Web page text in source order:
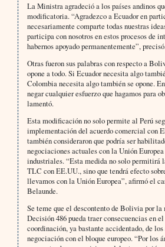
La Ministra agradeció a los países andinos
modificatoria. “Agradezco a Ecuador en
necesariamente comparte todas nuestras
participa con nosotros en estos procesos de
habernos apoyado permanentemente”,
Otras fueron sus palabras con respecto a
opone a todo. Si Ecuador necesita algo
Colombia necesita algo también se opone.
negar cualquier esfuerzo que hagamos para
lamentó.
Esta modificación no solo permite al Perú
implementación del acuerdo comercial con
también consideraron que podría ser
negociaciones actuales con la Unión
industriales. “Esta medida no solo permitirá
TLC con EE.UU., sino que tendrá efecto
llevamos con la Unión Europea”, afirmó el
Belaunde.
Se teme que el descontento de Bolivia por
Decisión 486 pueda traer consecuencias en el
coordinación, ya bastante accidentado, de
negociación con el bloque europeo. “Por los